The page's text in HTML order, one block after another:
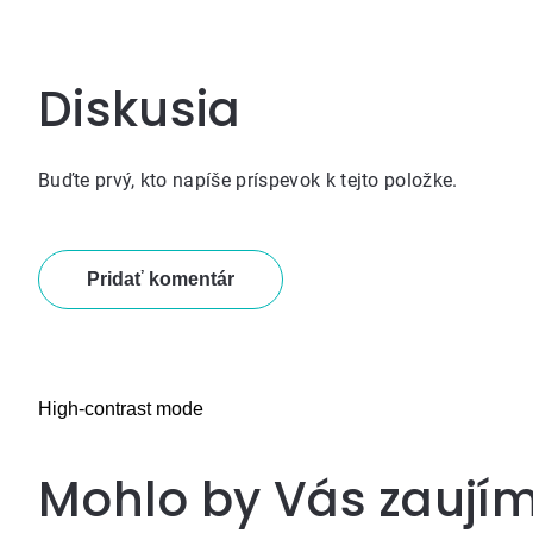
Diskusia
Buďte prvý, kto napíše príspevok k tejto položke.
Pridať komentár
High-contrast mode
Mohlo by Vás